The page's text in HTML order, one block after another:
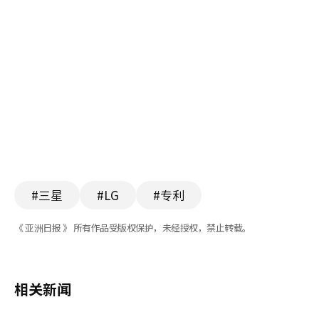
#三星 #LG #专利
《 亚洲日报 》 所有作品受版权保护，未经授权，禁止转载。
相关新闻